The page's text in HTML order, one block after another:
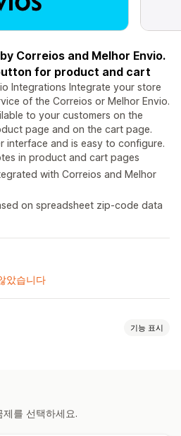
Correios and Melhor Envio.
for product and cart
Integrations Integrate your store
of the Correios or Melhor Envio.
to your customers on the
page and on the cart page.
interface and is easy to configure.
in product and cart pages
with Correios and Melhor
on spreadsheet zip-code data
았습니다
기능 표시
를 선택하세요.